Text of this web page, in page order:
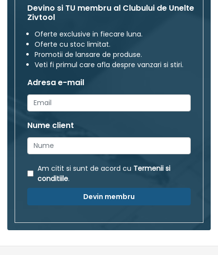
Devino si TU membru al Clubului de Unelte
Zivtool
Oferte exclusive in fiecare luna.
Oferte cu stoc limitat.
Promotii de lansare de produse.
Veti fi primul care afla despre vanzari si stiri.
Adresa e-mail
Nume client
Am citit si sunt de acord cu Termenii si
conditiile.
Devin membru